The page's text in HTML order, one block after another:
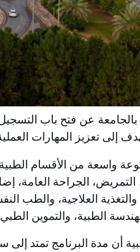
إلى تعزيز المهارات
واسعة من الأقسام الطبية
التمريض، الجراحة
العلاجية، والطب
الطبية، والتموين
أن مدة البرنامج تمتد إلى